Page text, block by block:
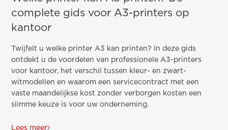
complete gids voor A3-printers op
kantoor
Twijfelt u welke printer A3 kan printen? In deze gids
ontdekt u de voordelen van professionele A3-printers
voor kantoor, het verschil tussen kleur- en zwart-
witmodellen en waarom een servicecontract met een
vaste maandelijkse kost zonder verborgen kosten een
slimme keuze is voor uw onderneming.
Lees meer